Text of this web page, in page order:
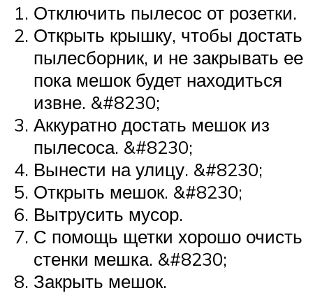
Отключить пылесос от розетки.
Открыть крышку, чтобы достать
пылесборник, и не закрывать ее
пока мешок будет находиться
извне. &#8230;
Аккуратно достать мешок из
пылесоса. &#8230;
Вынести на улицу. &#8230;
Открыть мешок. &#8230;
Вытрусить мусор.
С помощь щетки хорошо очисть
стенки мешка. &#8230;
Закрыть мешок.